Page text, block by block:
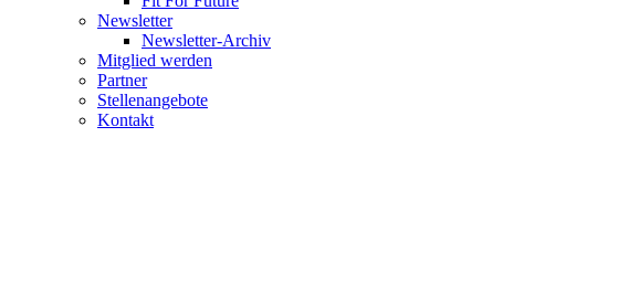
Newsletter
Newsletter-Archiv
Mitglied werden
Partner
Stellenangebote
Kontakt